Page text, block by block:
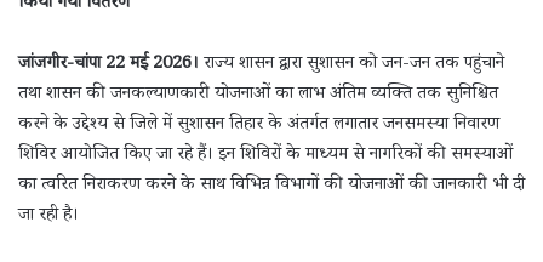
जांजगीर-चांपा 22 मई 2026। राज्य शासन द्वारा सुशासन को जन-जन तक पहुंचाने
तथा शासन की जनकल्याणकारी योजनाओं का लाभ अंतिम व्यक्ति तक सुनिश्चित
करने के उद्देश्य से जिले में सुशासन तिहार के अंतर्गत लगातार जनसमस्या निवारण
शिविर आयोजित किए जा रहे हैं। इन शिविरों के माध्यम से नागरिकों की समस्याओं
का त्वरित निराकरण करने के साथ विभिन्न विभागों की योजनाओं की जानकारी भी दी
जा रही है।